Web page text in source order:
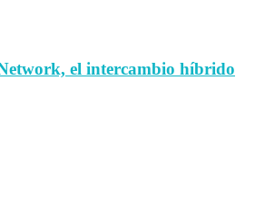
el intercambio híbrido